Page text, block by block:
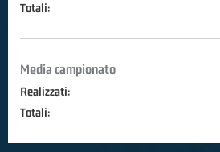
Totali:
Media campionato
Realizzati:
Totali: